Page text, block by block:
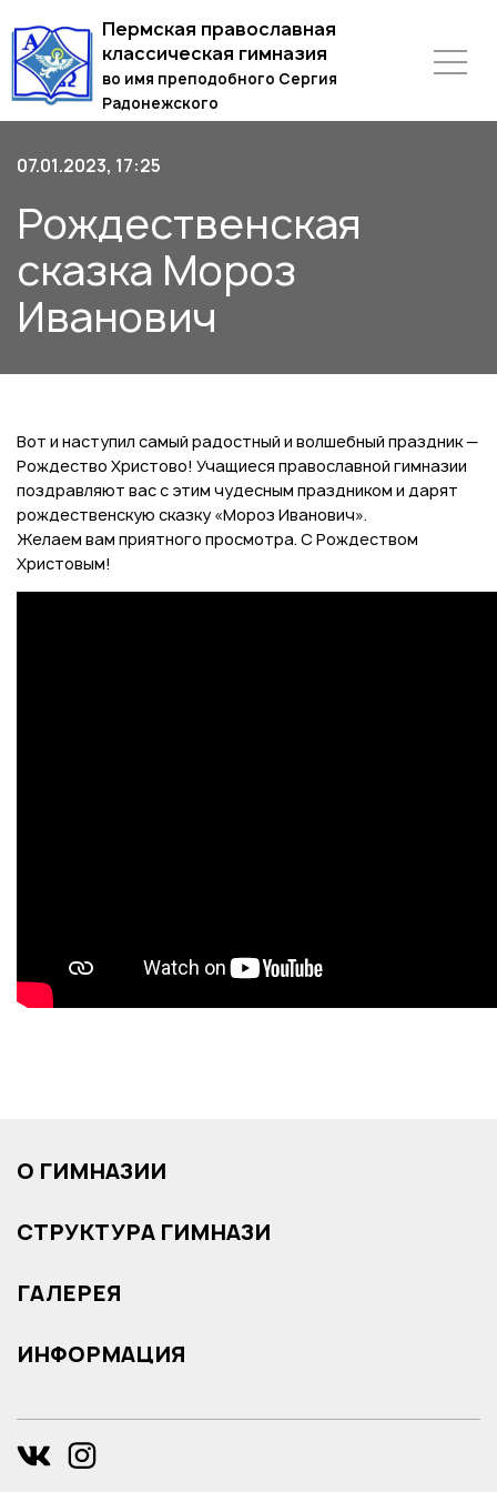
Пермская православная
классическая гимназия
во имя преподобного Сергия
Радонежского
07.01.2023, 17:25
Рождественская
сказка Мороз
Иванович
Вот и наступил самый радостный и волшебный праздник —
Рождество Христово! Учащиеся православной гимназии
поздравляют вас с этим чудесным праздником и дарят
рождественскую сказку «Мороз Иванович».
Желаем вам приятного просмотра. С Рождеством
Христовым!
О ГИМНАЗИИ
СТРУКТУРА ГИМНАЗИ
ГАЛЕРЕЯ
ИНФОРМАЦИЯ